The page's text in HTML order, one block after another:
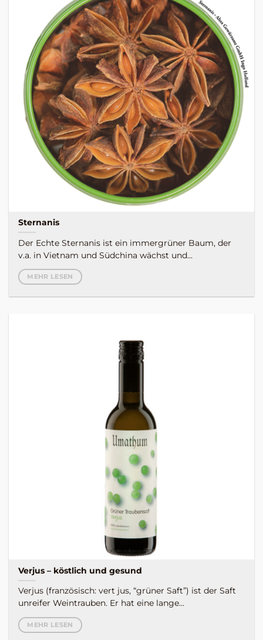
Sternanis
Der Echte Sternanis ist ein immergrüner Baum, der
v.a. in Vietnam und Südchina wächst und...
MEHR LESEN
Verjus – köstlich und gesund
Verjus (französisch: vert jus, “grüner Saft”) ist der Saft
unreifer Weintrauben. Er hat eine lange...
MEHR LESEN